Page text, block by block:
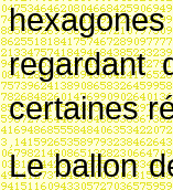
regardant
certaines
Le ballon